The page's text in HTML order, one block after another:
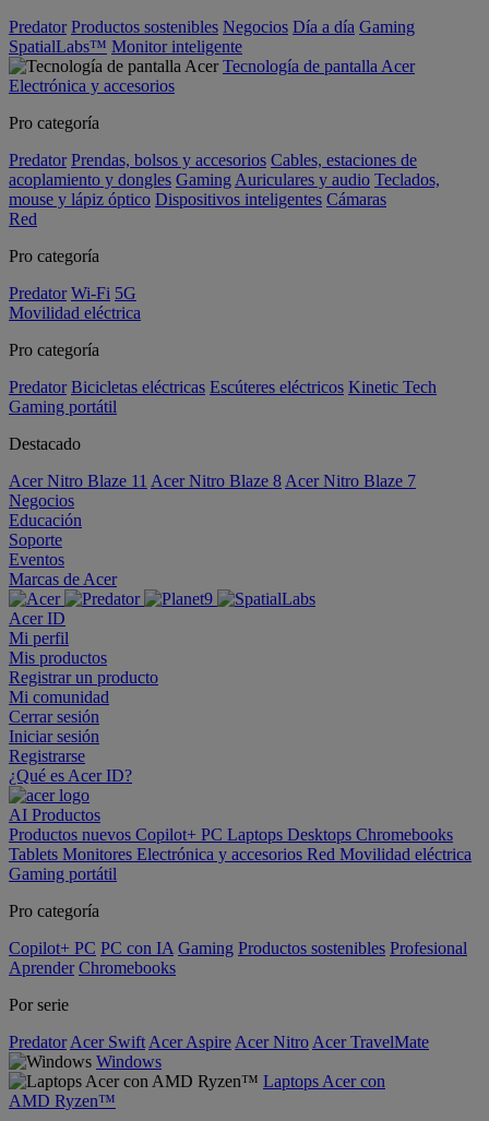
Predator Productos sostenibles Negocios Día a día Gaming
SpatialLabs™ Monitor inteligente
Tecnología de pantalla Acer
Electrónica y accesorios
Pro categoría
Predator Prendas, bolsos y accesorios Cables, estaciones de
acoplamiento y dongles Gaming Auriculares y audio Teclados,
mouse y lápiz óptico Dispositivos inteligentes Cámaras
Red
Pro categoría
Predator Wi-Fi 5G
Movilidad eléctrica
Pro categoría
Predator Bicicletas eléctricas Escúteres eléctricos Kinetic Tech
Gaming portátil
Destacado
Acer Nitro Blaze 11 Acer Nitro Blaze 8 Acer Nitro Blaze 7
Negocios
Educación
Soporte
Eventos
Marcas de Acer
Acer ID
Mi perfil
Mis productos
Registrar un producto
Mi comunidad
Cerrar sesión
Iniciar sesión
Registrarse
¿Qué es Acer ID?
AI Productos
Productos nuevos Copilot+ PC Laptops Desktops Chromebooks
Tablets Monitores Electrónica y accesorios Red Movilidad eléctrica
Gaming portátil
Pro categoría
Copilot+ PC PC con IA Gaming Productos sostenibles Profesional
Aprender Chromebooks
Por serie
Predator Acer Swift Acer Aspire Acer Nitro Acer TravelMate
Windows
Laptops Acer con
AMD Ryzen™